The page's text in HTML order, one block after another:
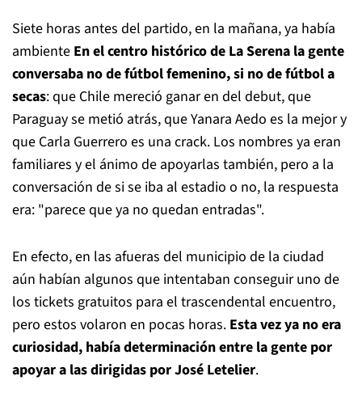
Siete horas antes del partido, en la mañana, ya había
ambiente En el centro histórico de La Serena la gente
conversaba no de fútbol femenino, si no de fútbol a
secas: que Chile mereció ganar en del debut, que
Paraguay se metió atrás, que Yanara Aedo es la mejor y
que Carla Guerrero es una crack. Los nombres ya eran
familiares y el ánimo de apoyarlas también, pero a la
conversación de si se iba al estadio o no, la respuesta
era: "parece que ya no quedan entradas".
En efecto, en las afueras del municipio de la ciudad
aún habían algunos que intentaban conseguir uno de
los tickets gratuitos para el trascendental encuentro,
pero estos volaron en pocas horas. Esta vez ya no era
curiosidad, había determinación entre la gente por
apoyar a las dirigidas por José Letelier.